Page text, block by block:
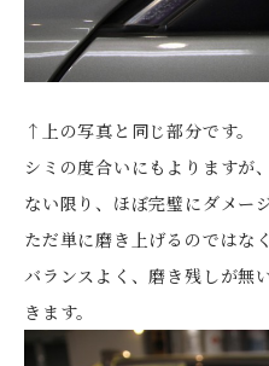
↑上の写真と同じ部分です。
シミの度合いにもよりますが
ない限り、ほぼ完璧にダメー
ただ単に磨き上げるのではな
バランスよく、磨き残しが無
きます。